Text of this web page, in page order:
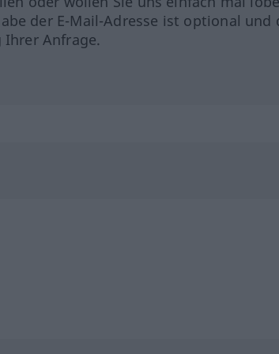
der E-Mail-Adresse ist optional und
Anfrage.